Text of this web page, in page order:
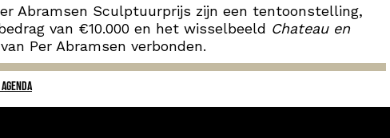
Abramsen Sculptuurprijs zijn een tentoonstelling,
van €10.000 en het wisselbeeld Chateau en
Per Abramsen verbonden.